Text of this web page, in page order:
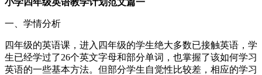
一、学情分析
四年级的英语课，进入四年级的学生绝大多数已接触英语，学
生已经学过了26个英文字母和部分单词，也掌握了该如何学习
英语的一些基本方法。但部分学生自觉性比较差，相应的学习